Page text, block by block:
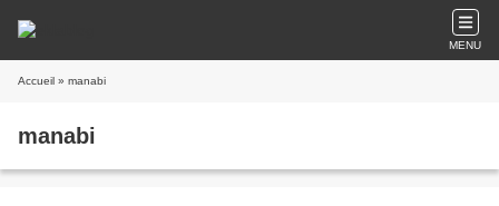
MENU
Accueil » manabi
manabi